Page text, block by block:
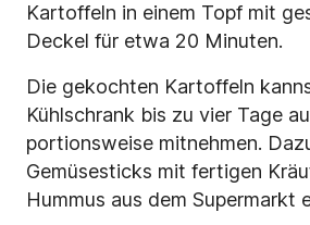
Kartoffeln in einem Topf mit
Deckel für etwa 20 Minuten.
Die gekochten Kartoffeln
Kühlschrank bis zu vier Tage
portionsweise mitnehmen.
Gemüsesticks mit fertigen
Hummus aus dem Supermarkt